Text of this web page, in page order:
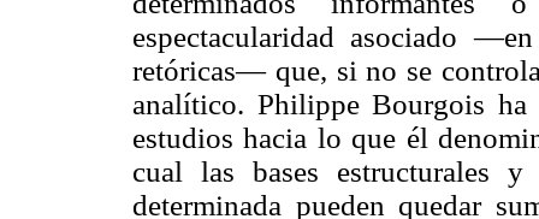
espectacularidad asociado
retóricas— que, si no se
analítico. Philippe Bourgois ha
estudios hacia lo que él
cual las bases estructurales
determinada pueden quedar